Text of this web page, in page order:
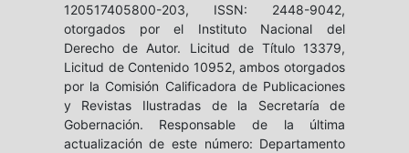
120517405800-203, ISSN: 2448-9042,
otorgados por el Instituto Nacional del
Derecho de Autor. Licitud de Título 13379,
Licitud de Contenido 10952, ambos otorgados
por la Comisión Calificadora de Publicaciones
y Revistas Ilustradas de la Secretaría de
Gobernación. Responsable de la última
actualización de este número: Departamento